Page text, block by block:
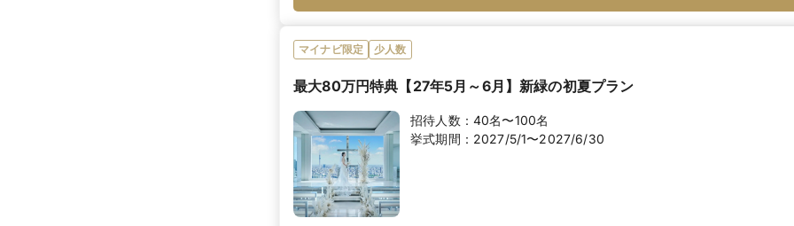
マイナビ限定 少人数
最大80万円特典【27年5月～6月】新緑の初夏プラン
招待人数： 40名〜100名
挙式期間： 2027/5/1〜2027/6/30